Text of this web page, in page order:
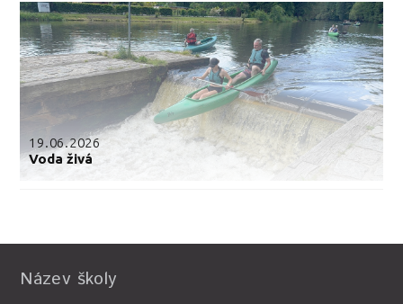
19.06.2026
Voda živá
Název školy